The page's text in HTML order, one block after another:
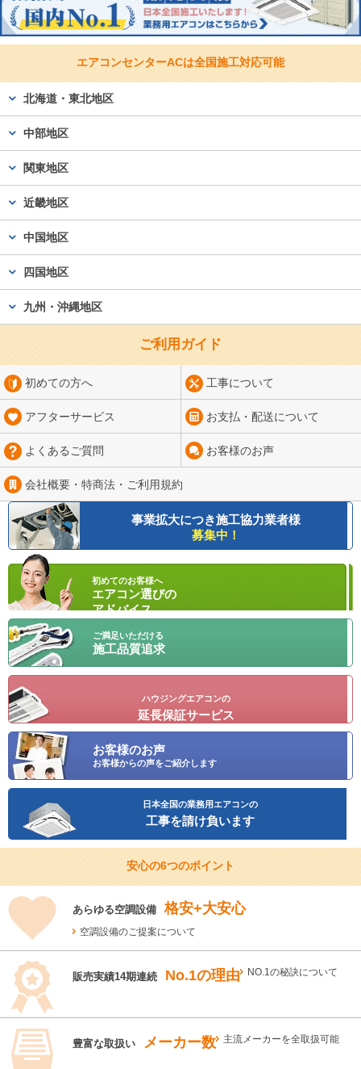
エアコンセンターACは全国施工対応可能
北海道・東北地区
中部地区
関東地区
近畿地区
中国地区
四国地区
九州・沖縄地区
ご利用ガイド
初めての方へ 工事について
アフターサービス お支払・配送について
よくあるご質問 お客様のお声
会社概要・特商法・ ご利用規約
事業拡大につき施工協力業者様
募集中！
初めてのお客様へ
エアコン選びの
アドバイス
ご満足いただける
施工品質追求
ハウジングエアコンの
延長保証サービス
お客様のお声
お客様からの声をご紹介します
日本全国の業務用エアコンの
工事を請け負います
安心の6つのポイント
あらゆる空調設備 格安+大安心
空調設備のご提案について
販売実績14期連続 No.1の理由 NO.1の秘訣について
豊富な取扱い メーカー数 主流メーカーを全取扱可能